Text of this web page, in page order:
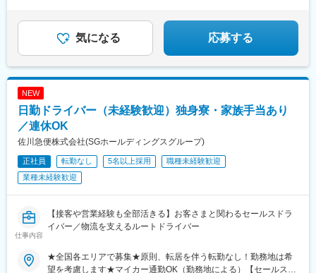
気になる 応募する
NEW
日勤ドライバー（未経験歓迎）独身寮・家族手当あり
／連休OK
佐川急便株式会社(SGホールディングスグループ)
正社員 転勤なし 5名以上採用
職種未経験歓迎
業種未経験歓迎
仕事内容
【接客や営業経験も全部活きる】お客さまと関わるセールスドラ
イバー／物流を支えるルートドライバー
★全国各エリアで募集★原則、転居を伴う転勤なし！勤務地は希
望を考慮します★マイカー通勤OK（勤務地による）【セールスド